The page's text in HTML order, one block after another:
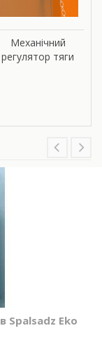
Механічний
регулятор тяги
Eko